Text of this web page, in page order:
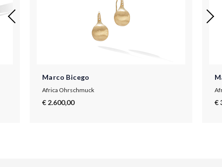
Marco Bicego
Africa Ohrschmuck
€ 2.600,00 €